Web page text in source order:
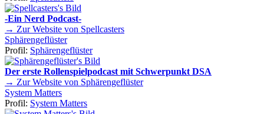
-Ein Nerd Podcast-
→ Zur Website von Spellcasters
Sphärengeflüster
Profil: Sphärengeflüster
Der erste Rollenspielpodcast mit Schwerpunkt DSA
→ Zur Website von Sphärengeflüster
System Matters
Profil: System Matters